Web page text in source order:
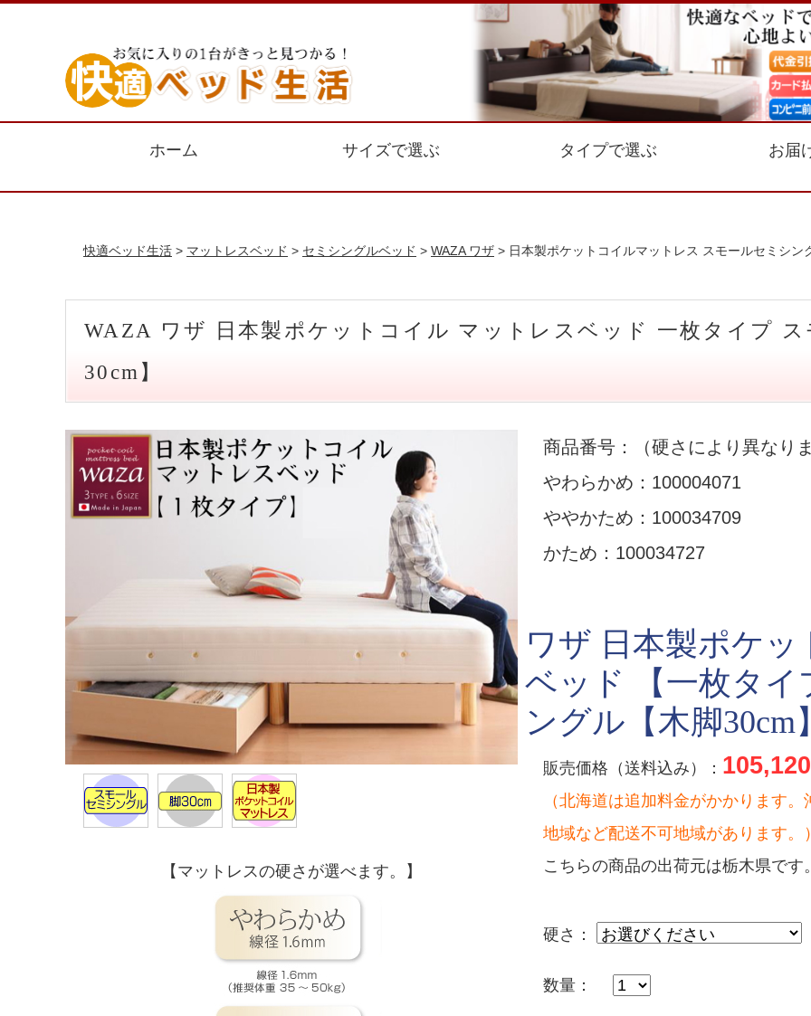
ホーム サイズで選ぶ タイプで選ぶ お届
快適ベッド生活 > マットレスベッド > セミシングルベッド > WAZA ワザ > 日本製ポケットコイルマットレス スモールセミシン
WAZA ワザ 日本製ポケットコイル マットレスベッド 一枚タイプ
30cm】
【マットレスの硬さが選べます。】
商品番号：（硬さにより異なり
やわらかめ：100004071
ややかため：100034709
かため：100034727
ワザ 日本製ポケ
ベッド 【一枚タ
ングル【木脚30cm
販売価格（送料込み）： 105,120
（北海道は追加料金がかかります
地域など配送不可地域があります。
こちらの商品の出荷元は栃木県です
硬さ：
数量：